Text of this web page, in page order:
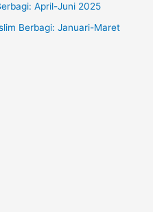
April-Juni 2025
Berbagi: Januari-Maret